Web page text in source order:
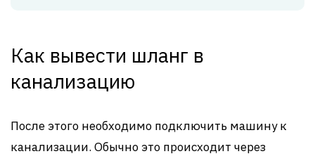
Как вывести шланг в
канализацию
После этого необходимо подключить машину к
канализации. Обычно это происходит через